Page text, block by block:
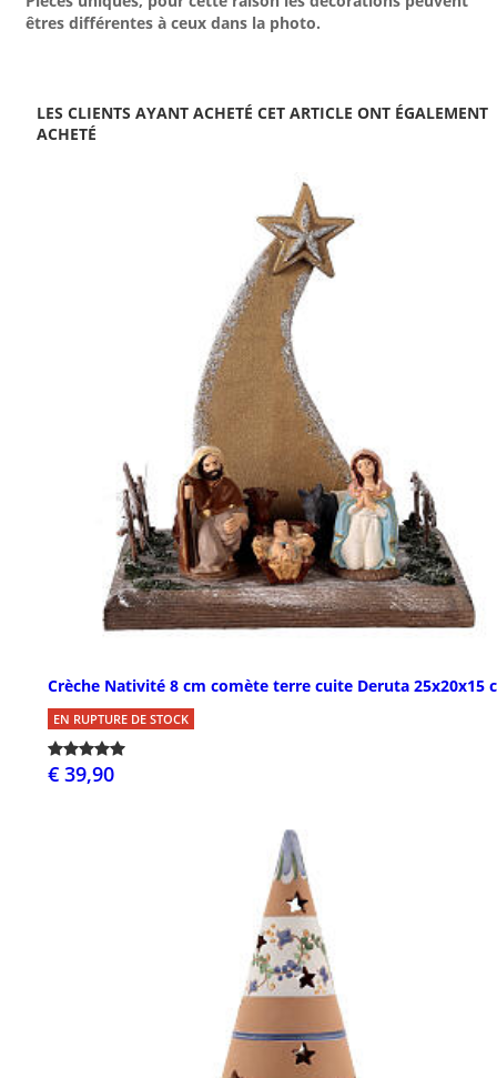
êtres différentes à ceux dans la photo.
LES CLIENTS AYANT ACHETÉ CET ARTICLE ONT ÉGALEMENT
ACHETÉ
Crèche Nativité 8 cm comète terre cuite Deruta 25x20x15
EN RUPTURE DE STOCK
€ 39,90